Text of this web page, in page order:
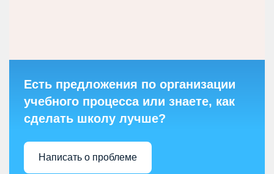
Есть предложения по организации
учебного процесса или знаете, как
сделать школу лучше?
Написать о проблеме